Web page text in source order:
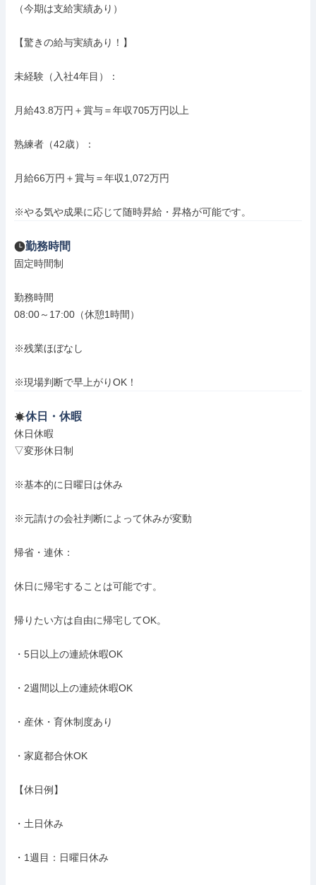
（今期は支給実績あり）
【驚きの給与実績あり！】
未経験（入社4年目）：
月給43.8万円＋賞与＝年収705万円以上
熟練者（42歳）：
月給66万円＋賞与＝年収1,072万円
※やる気や成果に応じて随時昇給・昇格が可能です。
勤務時間
固定時間制
勤務時間
08:00～17:00（休憩1時間）
※残業ほぼなし
※現場判断で早上がりOK！
休日・休暇
休日休暇
▽変形休日制
※基本的に日曜日は休み
※元請けの会社判断によって休みが変動
帰省・連休：
休日に帰宅することは可能です。
帰りたい方は自由に帰宅してOK。
・5日以上の連続休暇OK
・2週間以上の連続休暇OK
・産休・育休制度あり
・家庭都合休OK
【休日例】
・土日休み
・1週目：日曜日休み